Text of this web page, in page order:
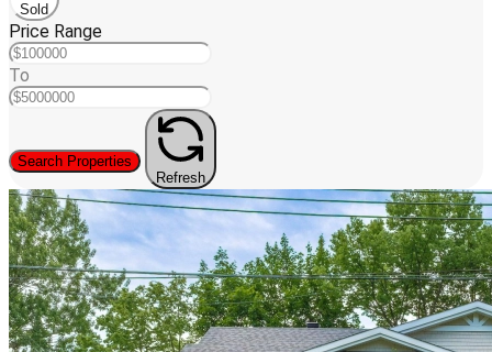
Sold
Price Range
To
Search Properties
Refresh